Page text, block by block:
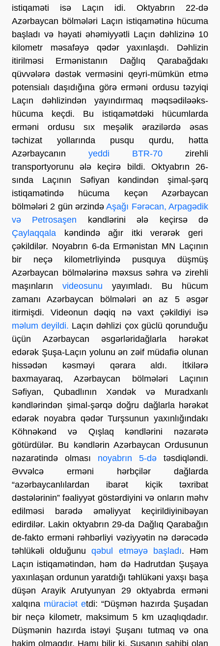
istiqaməti isə Laçın idi. Oktyabrın 22-də
Azərbaycan bölmələri Laçın istiqamətinə hücuma
başladı və həyati əhəmiyyətli Laçın dəhlizinə 10
kilometr məsafəyə qədər yaxınlaşdı. Dəhlizin
itirilməsi Ermənistanın Dağlıq Qarabağdakı
qüvvələrə dəstək verməsini qeyri-mümkün etmə
potensialı daşıdığına görə erməni ordusu təzyiqi
Laçın dəhlizindən yayındırmaq məqsədiləəks-
hücuma keçdi. Bu istiqamətdəki hücumlarda
erməni ordusu sıx meşəlik ərazilərdə əsas
təchizat yollarında pusqu qurdu, hətta
Azərbaycanın yeddi BTR-70 zirehli
transportyorunu ələ keçirə bildi. Oktyabrın 26-
sında Laçının Səfiyan kəndindən şimal-şərq
istiqamətində hücuma keçən Azərbaycan
bölmələri 2 gün ərzində Aşağı Fərəcan, Arpagədik
və Petrosaşen kəndlərini ələ keçirsə də
Çaylaqqala kəndində ağır itki verərək geri
çəkildilər. Noyabrın 6-da Ermənistan MN Laçının
bir neçə kilometrliyində pusquya düşmüş
Azərbaycan bölmələrinə məxsus səhra və zirehli
maşınların videosunu yayımladı. Bu hücum
zamanı Azərbaycan bölmələri ən az 5 əsgər
itirmişdi. Videonun dəqiq nə vaxt çəkildiyi isə
məlum deyildi. Laçın dəhlizi çox güclü qorunduğu
üçün Azərbaycan əsgərləridağlarla hərəkət
edərək Şuşa-Laçın yolunu ən zəif müdafiə olunan
hissədən kəsməyi qərara aldı. İtkilərə
baxmayaraq, Azərbaycan bölmələri Laçının
Səfiyan, Qubadlının Xəndək və Muradxanlı
kəndlərindən şimal-şərqə doğru dağlarla hərəkət
edərək noyabra qədər Turşsunun yaxınlığındakı
Köhnəkənd və Qışlaq kəndlərini nəzarətə
götürdülər. Bu kəndlərin Azərbaycan Ordusunun
nəzarətində olması noyabrın 5-də təsdiqləndi.
Əvvəlcə erməni hərbçilər dağlarda
“azərbaycanlılardan ibarət kiçik təxribat
dəstələrinin” fəaliyyət göstərdiyini və onların məhv
edilməsi barədə əməliyyat keçirildiyinibəyan
edirdilər. Lakin oktyabrın 29-da Dağlıq Qarabağın
de-fakto erməni rəhbərliyi vəziyyətin nə dərəcədə
təhlükəli olduğunu qəbul etməyə başladı. Həm
Laçın istiqamətindən, həm də Hadrutdan Şuşaya
yaxınlaşan ordunun yaratdığı təhlükəni yaxşı başa
düşən Arayik Arutyunyan 29 oktyabrda erməni
xalqına müraciət etdi: “Düşmən hazırda Şuşadan
bir neçə kilometr, maksimum 5 km uzaqlıqdadır.
Düşmənin hazırda istəyi Şuşanı tutmaq və ona
hakim olmaqdır. Hamı bilir ki, Şuşanın sahibi olan